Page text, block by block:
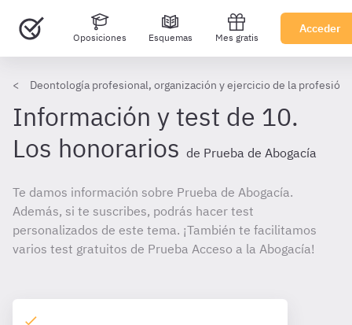
Oposiciones Esquemas Mes gratis
Acceder
Deontología profesional, organización y ejercicio de la profesión
Información y test de 10.
Los honorarios de Prueba de Abogacía
Te damos información sobre Prueba de Abogacía.
Además, si te suscribes, podrás hacer test
personalizados de este tema. ¡También te facilitamos
varios test gratuitos de Prueba Acceso a la Abogacía!